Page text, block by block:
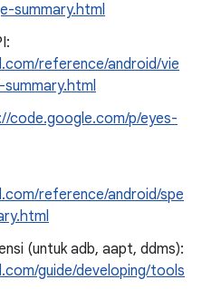
summary.html
reference/android/vie
code.google.com/p/eyes-
reference/android/spe
(untuk adb, aapt, ddms):
guide/developing/tools